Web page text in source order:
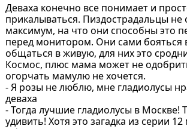
Деваха конечно все понимает и
прикалываться. Пиздострадальцы не
максимум, на что они способны это
перед монитором. Они сами бояться
общаться в живую, для них это
Космос, плюс мама может не
огорчать мамулю не хочется.
- Я розы не люблю, мне гладиолусы
деваха
- Тогда лучшие гладиолусы в Москве!
удивить! Хотя это загадка из серии